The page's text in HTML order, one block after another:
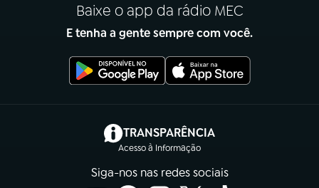
Baixe o app da rádio MEC
E tenha a gente sempre com você.
TRANSPARÊNCIA
Acesso à Informação
(abre em nova aba)
Siga-nos nas redes sociais